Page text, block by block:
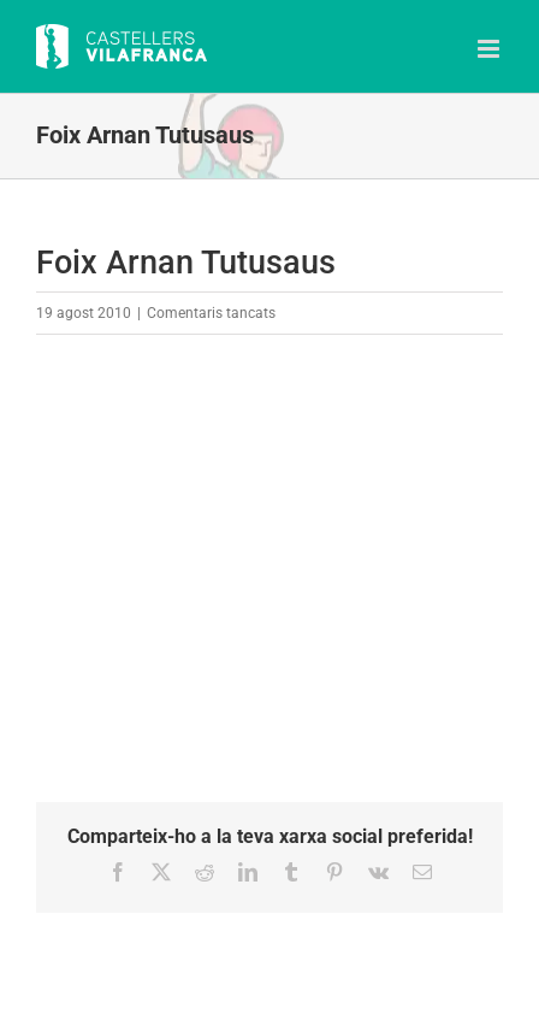
content
Foix Arnan Tutusaus
Foix Arnan Tutusaus
19 agost 2010 Comentaris tancatsa
Comparteix-ho a la teva xarxa social preferida!
Facebook RedditLinkedInTumblr Pinterest
Vk Email: